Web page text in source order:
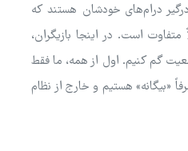
درام‌های خودشان هستند که
متفاوت است. در اینجا بازیگران،
گم کنیم. اول از همه، ما فقط
«بیگانه» هستیم و خارج از نظام